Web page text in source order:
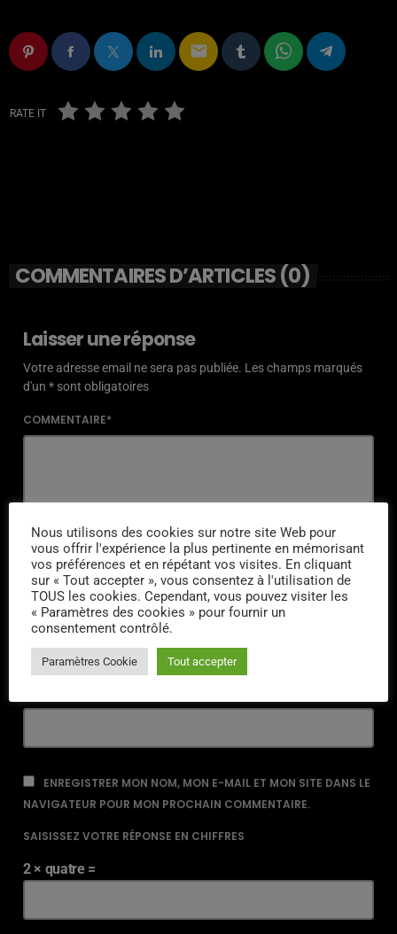
email
RATE IT
COMMENTAIRES D’ARTICLES (0)
Laisser une réponse
Votre adresse email ne sera pas publiée. Les champs marqués
d'un * sont obligatoires
COMMENTAIRE*
NOM*
EMAIL*
ENREGISTRER MON NOM, MON E-MAIL ET MON SITE DANS LE
NAVIGATEUR POUR MON PROCHAIN COMMENTAIRE.
SAISISSEZ VOTRE RÉPONSE EN CHIFFRES
2 × quatre =
Nous utilisons des cookies sur notre site Web pour
vous offrir l'expérience la plus pertinente en mémorisant
vos préférences et en répétant vos visites. En cliquant
sur « Tout accepter », vous consentez à l'utilisation de
TOUS les cookies. Cependant, vous pouvez visiter les
« Paramètres des cookies » pour fournir un
consentement contrôlé.
Paramètres Cookie Tout accepter